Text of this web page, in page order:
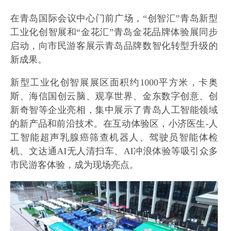
在青岛国际会议中心门前广场，“创智汇”青岛新型
工业化创智展和“金花汇”青岛金花品牌体验展同步
启动，向市民游客展示青岛品牌数智化转型升级的
新成果。
新型工业化创智展展区面积约1000平方米，卡奥
斯、海信国创云脑、观享世界、金东数字创意、创
新奇智等企业亮相，集中展示了青岛人工智能领域
的新产品和前沿技术。在互动体验区，小济医生-人
工智能超声乳腺癌筛查机器人、驾驶员智能体检
机、文达通AI无人清扫车、AI冲浪体验等吸引众多
市民游客体验，成为现场亮点。